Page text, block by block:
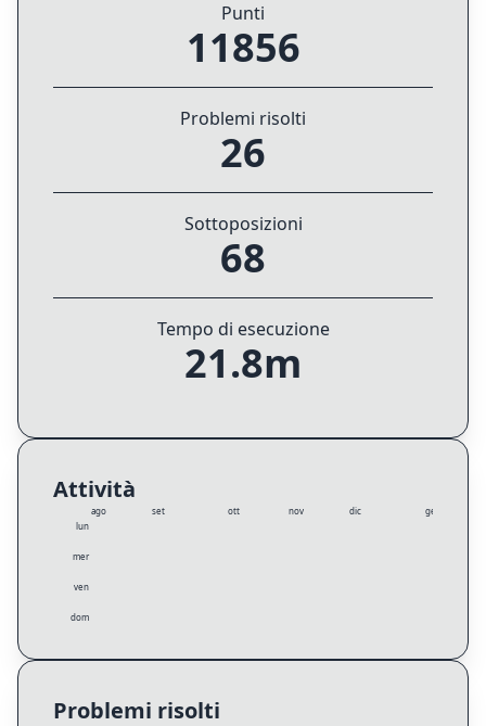
Punti
11856
Problemi risolti
26
Sottoposizioni
68
Tempo di esecuzione
21.8m
Attività
lun
mer
ven
dom
ago set ott nov dic gen
Problemi risolti